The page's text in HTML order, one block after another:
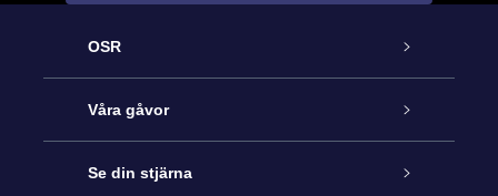
OSR
Kundtjänst
Kontakta oss
Våra gåvor
Online-Stjärngåva
Se din stjärna